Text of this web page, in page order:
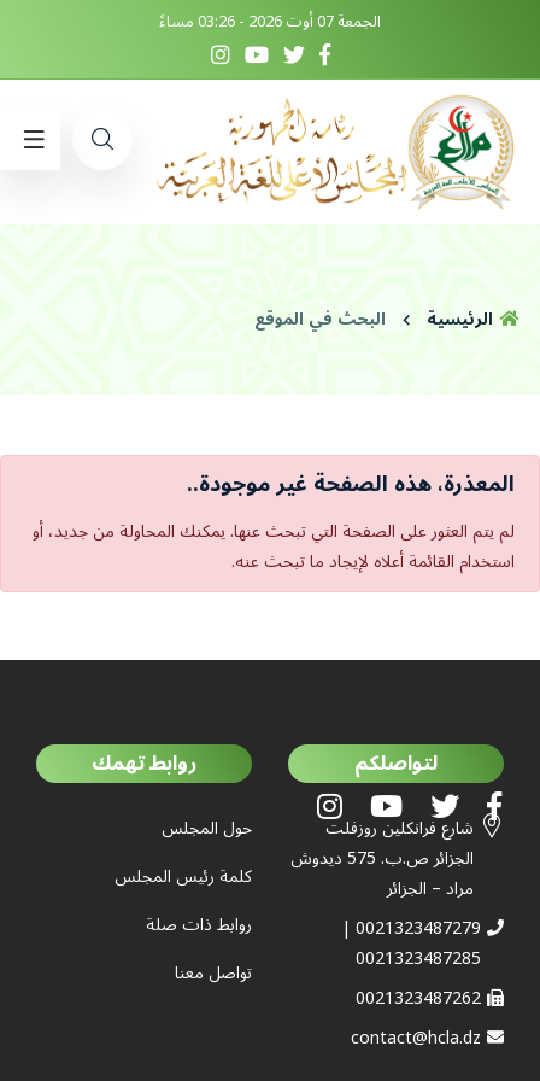
الجمعة 07 أوت 2026 - 03:26 مساءً
الرئيسية البحث في الموقع
المعذرة، هذه الصفحة غير موجودة..
لم يتم العثور على الصفحة التي تبحث عنها. يمكنك المحاولة من جديد، أو
استخدام القائمة أعلاه لإيجاد ما تبحث عنه.
لتواصلكم
شارع فرانكلين روزفلت
الجزائر ص.ب. 575 ديدوش
مراد – الجزائر
0021323487279 |
0021323487285
0021323487262
contact@hcla.dz
روابط تهمك
حول المجلس
كلمة رئيس المجلس
روابط ذات صلة
تواصل معنا